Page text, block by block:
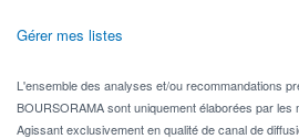
Gérer mes listes
L'ensemble des analyses et/ou recommandations
BOURSORAMA sont uniquement élaborées par les
Agissant exclusivement en qualité de canal de